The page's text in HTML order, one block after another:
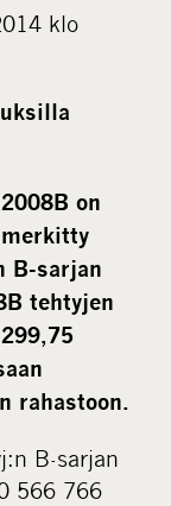
klo
on
B-sarjan
tehtyjen
rahastoon.
B-sarjan
566 766